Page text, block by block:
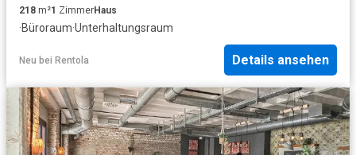
218 m²1 ZimmerHaus
·Büroraum·Unterhaltungsraum
Neu bei Rentola Details ansehen